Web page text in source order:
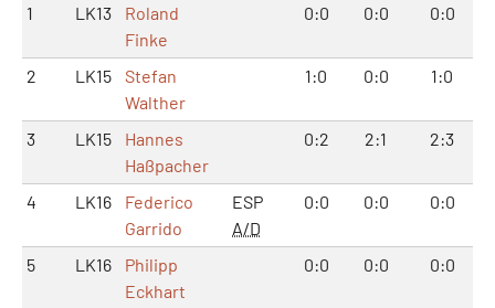
1
LK13
Roland
Finke
0:0 0:0 0:0
2 LK15
Stefan
Walther
1:0 0:0 1:0
3 LK15
Hannes
Haßpacher
0:2 2:1 2:3
4 LK16
Federico
Garrido
ESP
A/D
0:0 0:0 0:0
5 LK16
Philipp
Eckhart
0:0 0:0 0:0